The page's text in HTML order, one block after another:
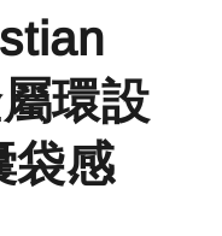
環設
袋感